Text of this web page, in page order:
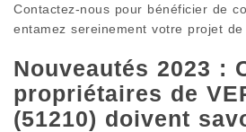
Contactez-nous pour bénéficier de
entamez sereinement votre projet de
Nouveautés 2023 :
propriétaires de
(51210) doivent